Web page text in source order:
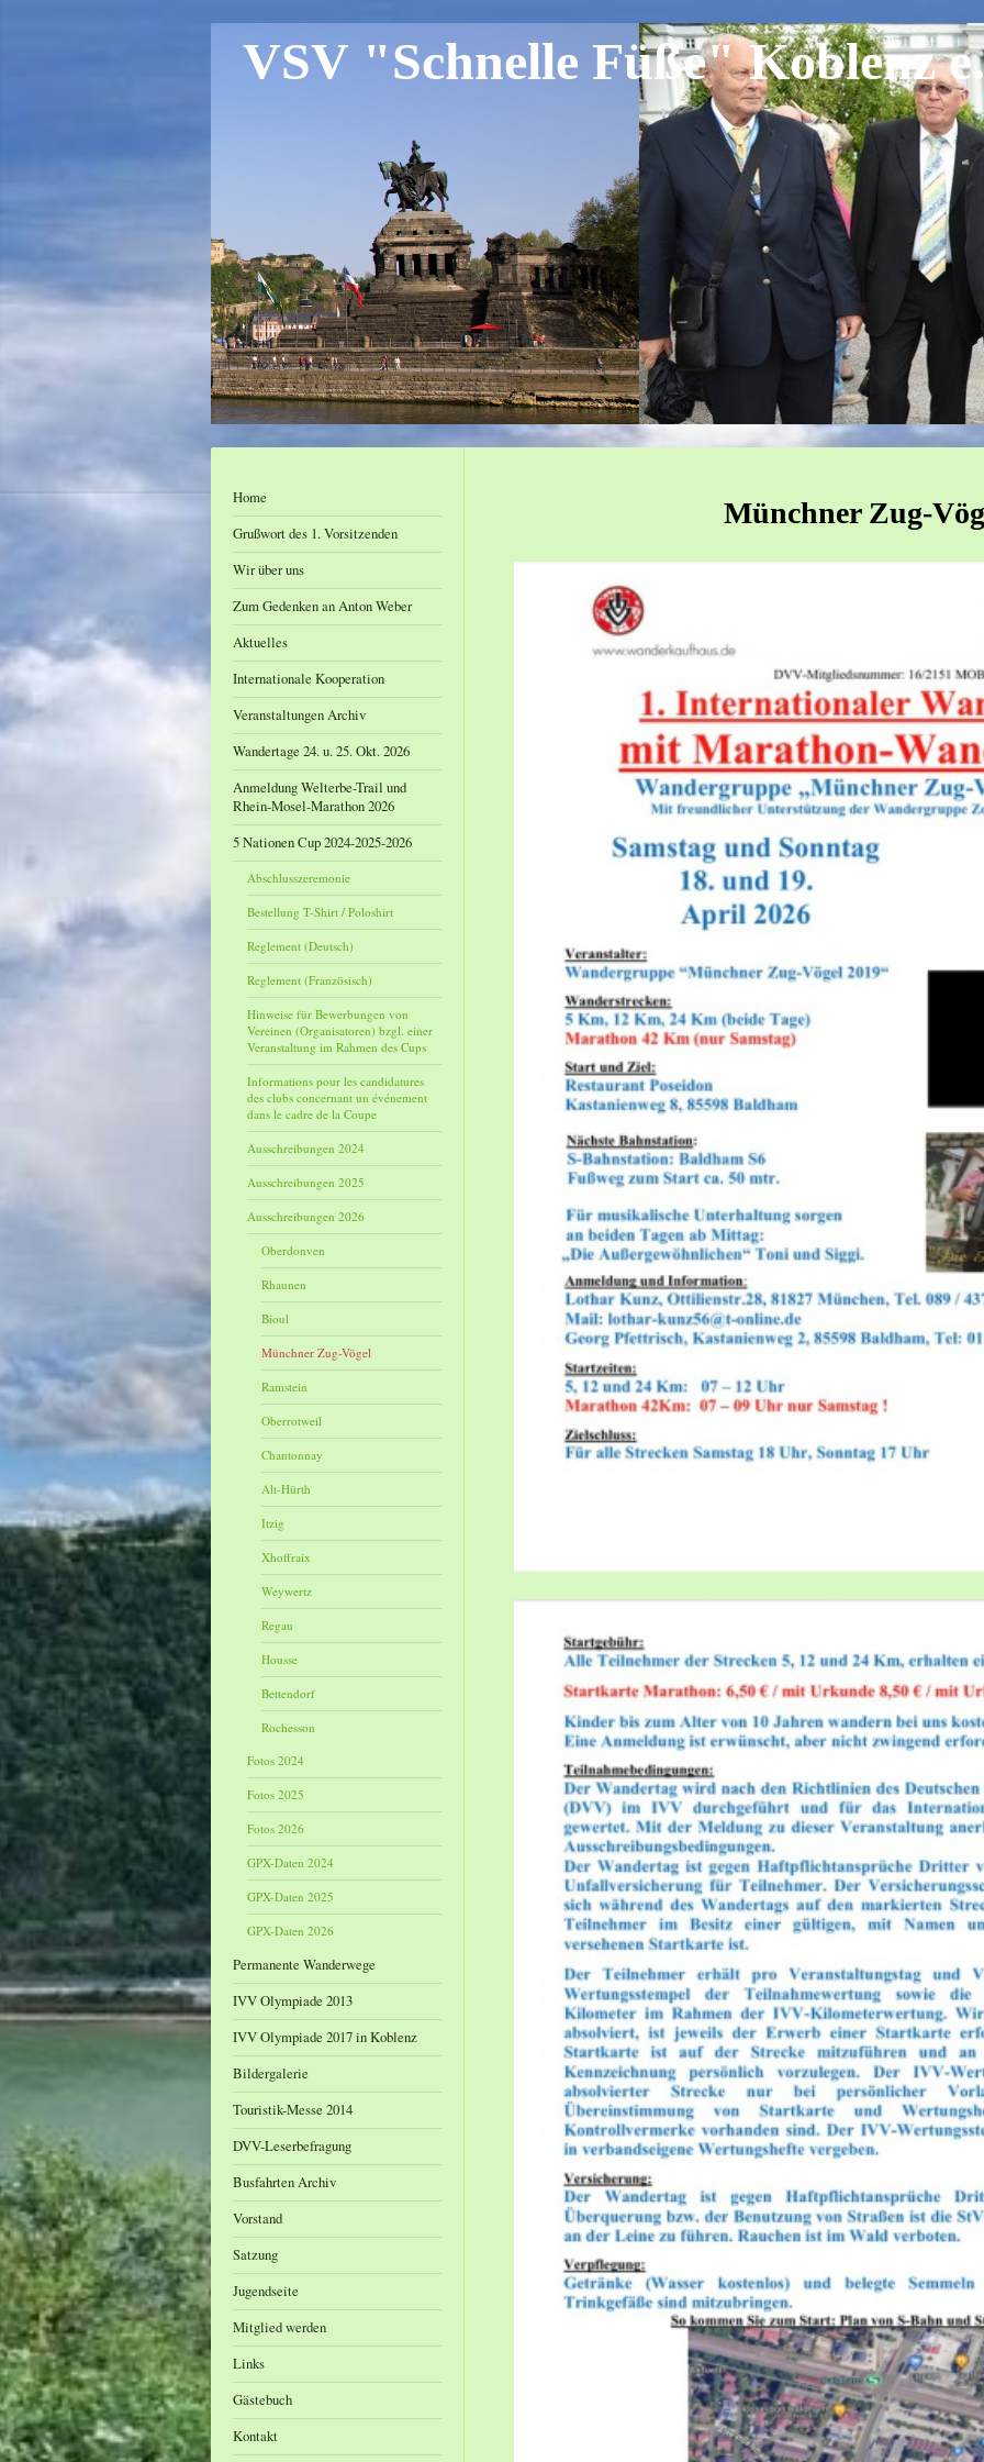
VSV "Schnelle Füße" Koblenz
Home
Grußwort des 1. Vorsitzenden
Wir über uns
Zum Gedenken an Anton Weber
Aktuelles
Internationale Kooperation
Veranstaltungen Archiv
Wandertage 24. u. 25. Okt. 2026
Anmeldung Welterbe-Trail und
Rhein-Mosel-Marathon 2026
5 Nationen Cup 2024-2025-2026
Abschlusszeremonie
Bestellung T-Shirt / Poloshirt
Reglement (Deutsch)
Reglement (Französisch)
Hinweise für Bewerbungen von
Vereinen (Organisatoren) bzgl. einer
Veranstaltung im Rahmen des Cups
Informations pour les candidatures
des clubs concernant un événement
dans le cadre de la Coupe
Ausschreibungen 2024
Ausschreibungen 2025
Ausschreibungen 2026
Oberdonven
Rhaunen
Bioul
Münchner Zug-Vögel
Ramstein
Oberrotweil
Chantonnay
Alt-Hürth
Itzig
Xhoffraix
Weywertz
Regau
Housse
Bettendorf
Rochesson
Fotos 2024
Fotos 2025
Fotos 2026
GPX-Daten 2024
GPX-Daten 2025
GPX-Daten 2026
Permanente Wanderwege
IVV Olympiade 2013
IVV Olympiade 2017 in Koblenz
Bildergalerie
Touristik-Messe 2014
DVV-Leserbefragung
Busfahrten Archiv
Vorstand
Satzung
Jugendseite
Mitglied werden
Links
Gästebuch
Kontakt
Münchner Zug-